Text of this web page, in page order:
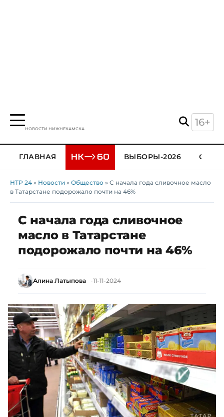
НОВОСТИ НИЖНЕКАМСКА
16+
ГЛАВНАЯ ВЫБОРЫ-2026
НТР 24 » Новости » Общество » С начала года сливочное масло
в Татарстане подорожало почти на 46%
С начала года сливочное
масло в Татарстане
подорожало почти на 46%
Алина Латыпова 11-11-2024